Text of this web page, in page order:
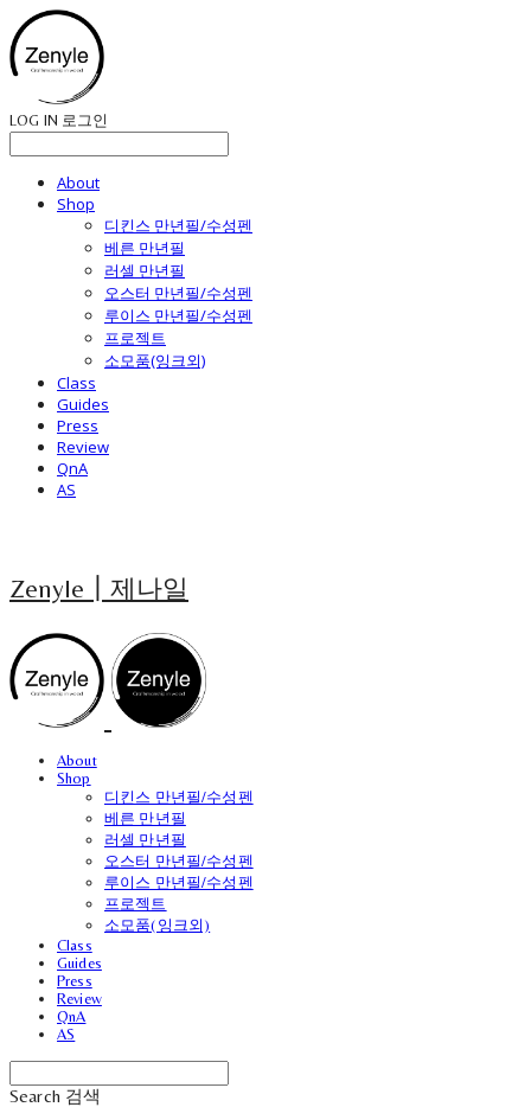
LOG IN 로그인
About
Shop
디킨스 만년필/수성펜
베른 만년필
러셀 만년필
오스터 만년필/수성펜
루이스 만년필/수성펜
프로젝트
소모품(잉크외)
Class
Guides
Press
Review
QnA
AS
Zenyle┃제나일
About
Shop
디킨스 만년필/수성펜
베른 만년필
러셀 만년필
오스터 만년필/수성펜
루이스 만년필/수성펜
프로젝트
소모품(잉크외)
Class
Guides
Press
Review
QnA
AS
Search 검색